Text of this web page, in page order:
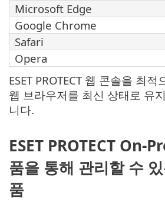
Microsoft Edge
Google Chrome
Safari
Opera
ESET PROTECT 웹 콘솔을 최
웹 브라우저를 최신 상태로 유
니다.
ESET PROTECT On-
품을 통해 관리할 수 있
품